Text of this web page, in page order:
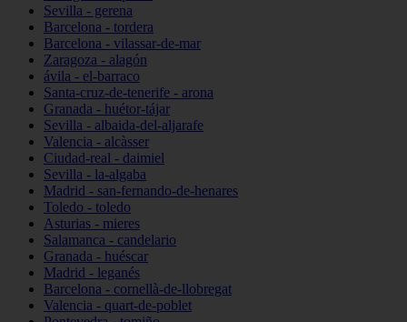
Sevilla - gerena
Barcelona - tordera
Barcelona - vilassar-de-mar
Zaragoza - alagón
ávila - el-barraco
Santa-cruz-de-tenerife - arona
Granada - huétor-tájar
Sevilla - albaida-del-aljarafe
Valencia - alcàsser
Ciudad-real - daimiel
Sevilla - la-algaba
Madrid - san-fernando-de-henares
Toledo - toledo
Asturias - mieres
Salamanca - candelario
Granada - huéscar
Madrid - leganés
Barcelona - cornellà-de-llobregat
Valencia - quart-de-poblet